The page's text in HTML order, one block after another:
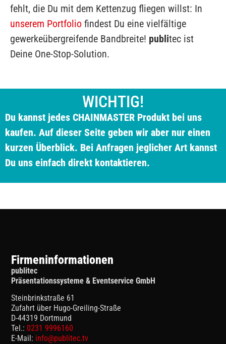
fehlt, die Du mit dem Kettenzug fliegen willst: In
unserem Portfolio findest Du eine vielfältige
gewerkeübergreifende Bandbreite! publitec ist
Deine One-Stop-Solution.
WICHTIG!
Du kannst jedes CHAINMASTER Produkt bei uns
kaufen. Auf dieser Seite geben wir aber nur einen
kurzen Überblick. Bei Anfragen jeglicher Art kannst
Du uns einfach direkt kontaktieren.
Firmeninformationen
publitec
Präsentationssysteme & Eventservice GmbH
Steinbrinkstraße 61
Zufahrt über Hugo-Greiling-Straße
D-44319 Dortmund
Tel.: 0231 9996160
E-Mail: info@publitec.tv